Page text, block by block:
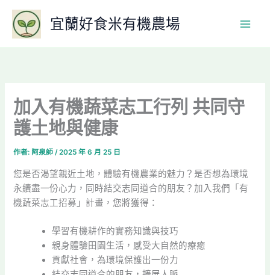
要
宜蘭好食米有機農場
加入有機蔬菜志工行列 共同守
護土地與健康
作者: 阿泉師/2025 年 6 月 25 日
您是否渴望親近土地，體驗有機農業的魅力？是否想為環境
永續盡一份心力，同時結交志同道合的朋友？加入我們「有
機蔬菜志工招募」計畫，您將獲得：
學習有機耕作的實務知識與技巧
親身體驗田園生活，感受大自然的療癒
貢獻社會，為環境保護出一份力